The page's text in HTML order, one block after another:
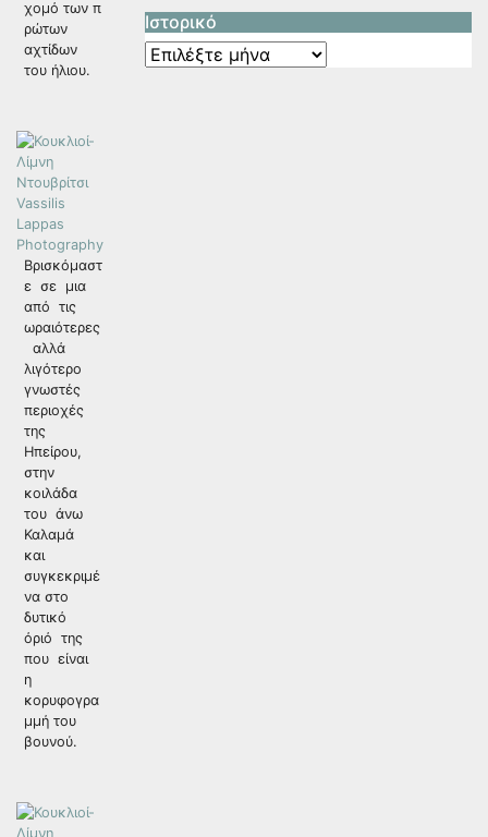
χομό των π
ρώτων
αχτίδων
του ήλιου.
Βρισκόμαστ
ε σε μια
από τις
ωραιότερες
αλλά
λιγότερο
γνωστές
περιοχές
της
Ηπείρου,
στην
κοιλάδα
του άνω
Καλαμά
και
συγκεκριμέ
να στο
δυτικό
όριό της
που είναι
η
κορυφογρα
μμή του
βουνού.
Ιστορικό
Ιστορικό